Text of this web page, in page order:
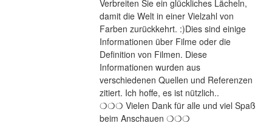
Verbreiten Sie ein glückliches Lächeln,
damit die Welt in einer Vielzahl von
Farben zurückkehrt. :)Dies sind einige
Informationen über Filme oder die
Definition von Filmen. Diese
Informationen wurden aus
verschiedenen Quellen und Referenzen
zitiert. Ich hoffe, es ist nützlich..
❍❍❍ Vielen Dank für alle und viel Spaß
beim Anschauen ❍❍❍